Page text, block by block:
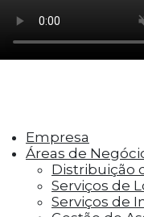
como os
cookies ajudam
as métricas do
rejeição, origem
conteúdo do
media, coletar
terceiros.
Empresa
Áreas de
Distribuição
Serviços de
Serviços de